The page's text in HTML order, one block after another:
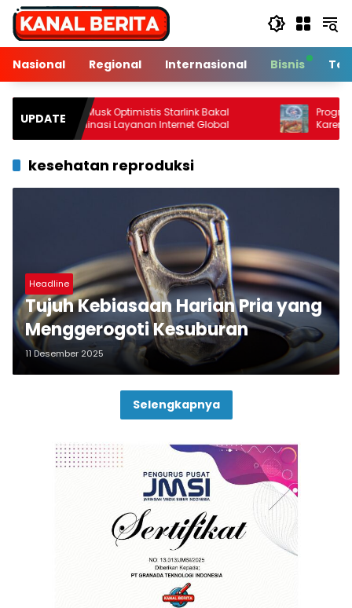
Langsung
konten
Nasional
Regional Internasional Bisnis
UPDATE
Elon Musk Optimistis Starlink Bakal
Dominasi Layanan Internet Global
Program Diet
Karena Program
kesehatan reproduksi
Headline
Tujuh Kebiasaan Harian Pria yang
Menggerogoti Kesuburan
11 Desember 2025
Selengkapnya